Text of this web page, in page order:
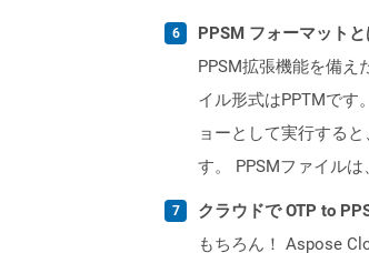
PPSM フォーマット
PPSM拡張機能を備
イル形式はPPTMで
ョーとして実行する
す。 PPSMファイル
クラウドで OTP to
もちろん！ Aspose